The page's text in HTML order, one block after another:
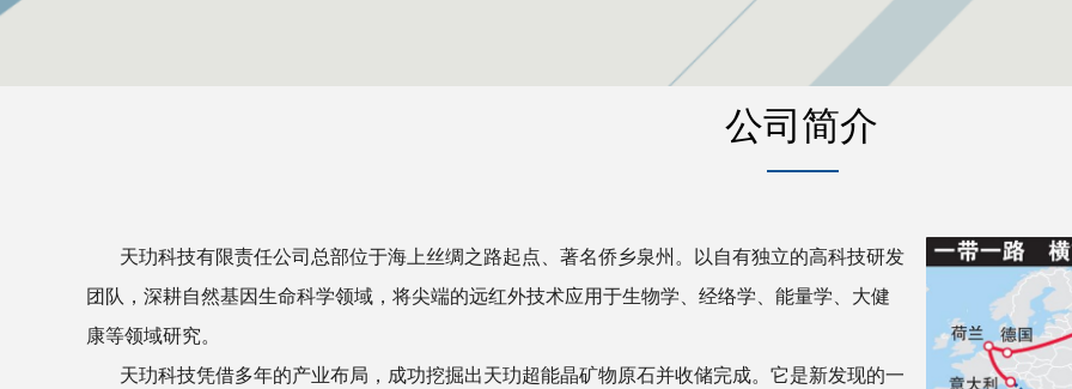
公司简介
天玏科技有限责任公司总部位于海上丝绸之路起点、著名侨乡泉州。以自有独立的高科技研发
团队，深耕自然基因生命科学领域，将尖端的远红外技术应用于生物学、经络学、能量学、大健
康等领域研究。
天玏科技凭借多年的产业布局，成功挖掘出天玏超能晶矿物原石并收储完成。它是新发现的一